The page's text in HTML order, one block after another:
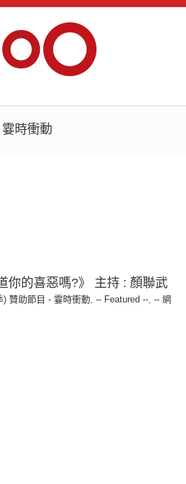
時衝動
你的喜惡嗎?》 主持 : 顏聯武
) 贊助節目 - 霎時衝動, -- Featured --, -- 網